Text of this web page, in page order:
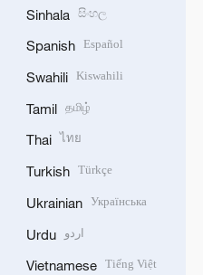
Sinhala සිංහල
Spanish Español
Swahili Kiswahili
Tamil தமிழ்
Thai ไทย
Turkish Türkçe
Ukrainian Українська
Urdu اردو
Vietnamese Tiếng Việt